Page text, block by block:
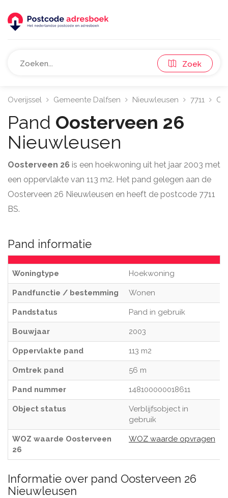
Zoek
Overijssel Gemeente Dalfsen Nieuwleusen 7711
Pand Oosterveen 26
Nieuwleusen
Oosterveen 26 is een hoekwoning uit het jaar 2003 met
een oppervlakte van 113 m2. Het pand gelegen aan de
Oosterveen 26 Nieuwleusen en heeft de postcode 7711
BS.
Pand informatie
Woningtype Hoekwoning
Pandfunctie / bestemming Wonen
Pandstatus Pand in gebruik
Bouwjaar 2003
Oppervlakte pand 113 m2
Omtrek pand 56 m
Pand nummer 148100000018611
Object status
Verblijfsobject in
gebruik
WOZ waarde Oosterveen
26
WOZ waarde opvragen
Informatie over pand Oosterveen 26
Nieuwleusen